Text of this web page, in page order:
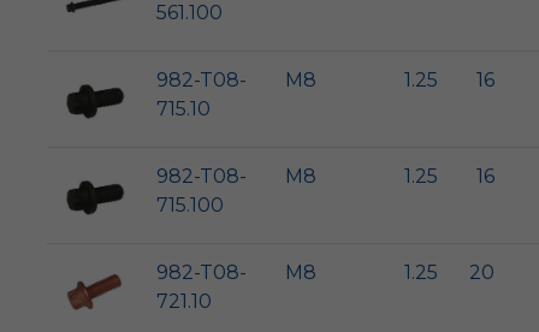
561.100
982-T08-
715.10
M8 1.25 16
982-T08-
715.100
M8 1.25 16
982-T08-
721.10
M8 1.25 20